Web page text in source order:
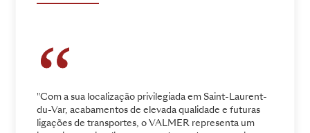
"Com a sua localização privilegiada em Saint-Laurent-
du-Var, acabamentos de elevada qualidade e futuras
ligações de transportes, o VALMER representa um